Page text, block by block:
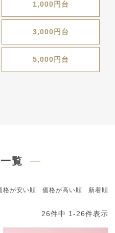
1,000円台
3,000円台
5,000円台
覧
格が安い順 価格が高い順 新着順
26件中 1-26件表示